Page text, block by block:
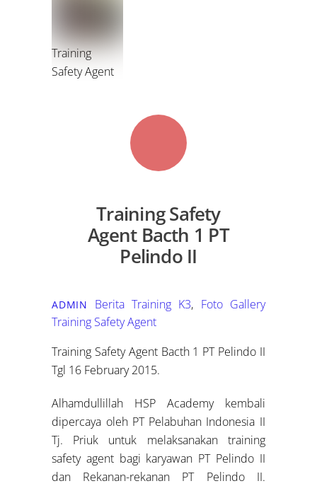
Training
Safety Agent
Training Safety
Agent Bacth 1 PT
Pelindo II
ADMIN Berita Training K3, Foto Gallery
Training Safety Agent
Training Safety Agent Bacth 1 PT Pelindo II
Tgl 16 February 2015.
Alhamdullillah HSP Academy kembali
dipercaya oleh PT Pelabuhan Indonesia II
Tj. Priuk untuk melaksanakan training
safety agent bagi karyawan PT Pelindo II
dan Rekanan-rekanan PT Pelindo II.